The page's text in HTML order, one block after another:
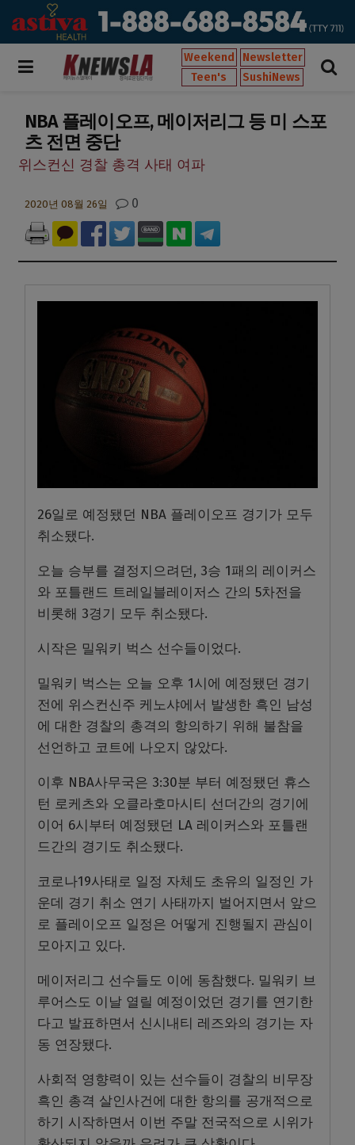
Weekend
Newsletter
Teen's
SushiNews
NBA 플레이오프, 메이저리그 등 미 스포
츠 전면 중단
위스컨신 경찰 총격 사태 여파
2020년 08월 26일 0
26일로 예정됐던 NBA 플레이오프 경기가 모두
취소됐다.
오늘 승부를 결정지으려던, 3승 1패의 레이커스
와 포틀랜드 트레일블레이저스 간의 5차전을
비롯해 3경기 모두 취소됐다.
시작은 밀워키 벅스 선수들이었다.
밀워키 벅스는 오늘 오후 1시에 예정됐던 경기
전에 위스컨신주 케노샤에서 발생한 흑인 남성
에 대한 경찰의 총격의 항의하기 위해 불참을
선언하고 코트에 나오지 않았다.
이후 NBA사무국은 3:30분 부터 예정됐던 휴스
턴 로케츠와 오클라호마시티 선더간의 경기에
이어 6시부터 예정됐던 LA 레이커스와 포틀랜
드간의 경기도 취소됐다.
코로나19사태로 일정 자체도 초유의 일정인 가
운데 경기 취소 연기 사태까지 벌어지면서 앞으
로 플레이오프 일정은 어떻게 진행될지 관심이
모아지고 있다.
메이저리그 선수들도 이에 동참했다. 밀워키 브
루어스도 이날 열릴 예정이었던 경기를 연기한
다고 발표하면서 신시내티 레즈와의 경기는 자
동 연장됐다.
사회적 영향력이 있는 선수들이 경찰의 비무장
흑인 총격 살인사건에 대한 항의를 공개적으로
하기 시작하면서 이번 주말 전국적으로 시위가